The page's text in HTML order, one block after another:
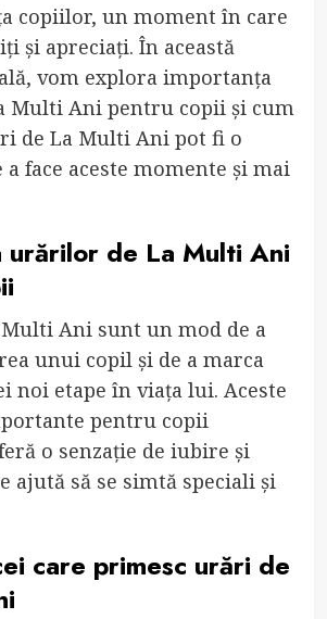
copiilor, un moment în care
și apreciați. În această
vom explora importanța
Multi Ani pentru copii și cum
de La Multi Ani pot fi o
face aceste momente și mai
urărilor de La Multi Ani
Ani sunt un mod de a
unui copil și de a marca
noi etape în viața lui. Aceste
pentru copii
o senzație de iubire și
ajută să se simtă speciali și
care primesc urări de